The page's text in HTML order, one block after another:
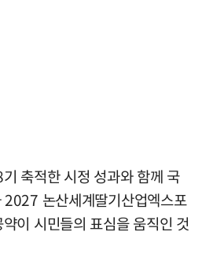
축적한 시정 성과와 함께 국
논산세계딸기산업엑스포
이 시민들의 표심을 움직인 것